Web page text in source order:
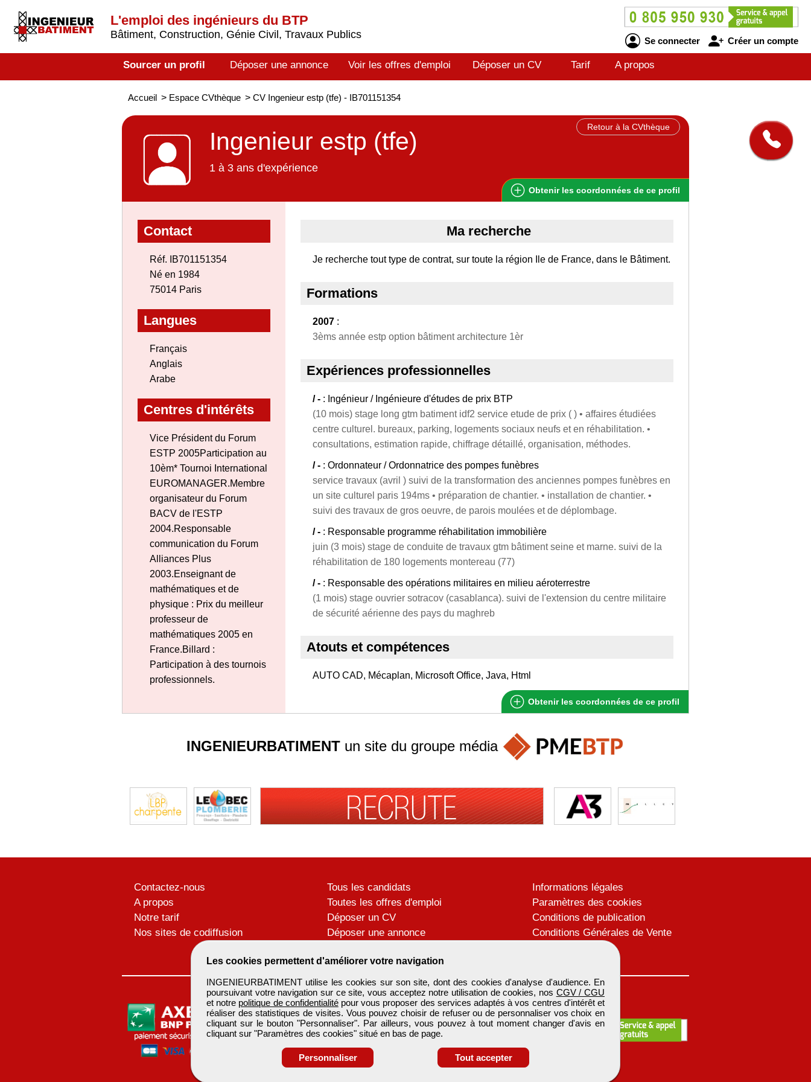
L'emploi des ingénieurs du BTP
Bâtiment, Construction, Génie Civil, Travaux Publics
Se connecter Créer un compte
Sourcer un profil Déposer une annonce Voir les offres d'emploi Déposer un CV Tarif A propos
Accueil > Espace CVthèque > CV Ingenieur estp (tfe) - IB701151354
Retour à la CVthèque
Ingenieur estp (tfe)
1 à 3 ans d'expérience
Obtenir les coordonnées de ce profil
Contact
Réf. IB701151354
Né en 1984
75014 Paris
Langues
Français
Anglais
Arabe
Centres d'intérêts
Vice Président du Forum
ESTP 2005Participation au
10èm* Tournoi International
EUROMANAGER.Membre
organisateur du Forum
BACV de l'ESTP
2004.Responsable
communication du Forum
Alliances Plus
2003.Enseignant de
mathématiques et de
physique : Prix du meilleur
professeur de
mathématiques 2005 en
France.Billard :
Participation à des tournois
professionnels.
Ma recherche
Je recherche tout type de contrat, sur toute la région Ile de France, dans le Bâtiment.
Formations
2007 :
3èms année estp option bâtiment architecture 1èr
Expériences professionnelles
/ - : Ingénieur / Ingénieure d'études de prix BTP
(10 mois) stage long gtm batiment idf2 service etude de prix ( ) • affaires étudiées
centre culturel. bureaux, parking, logements sociaux neufs et en réhabilitation. •
consultations, estimation rapide, chiffrage détaillé, organisation, méthodes.
/ - : Ordonnateur / Ordonnatrice des pompes funèbres
service travaux (avril ) suivi de la transformation des anciennes pompes funèbres en
un site culturel paris 194ms • préparation de chantier. • installation de chantier. •
suivi des travaux de gros oeuvre, de parois moulées et de déplombage.
/ - : Responsable programme réhabilitation immobilière
juin (3 mois) stage de conduite de travaux gtm bâtiment seine et marne. suivi de la
réhabilitation de 180 logements montereau (77)
/ - : Responsable des opérations militaires en milieu aéroterrestre
(1 mois) stage ouvrier sotracov (casablanca). suivi de l'extension du centre militaire
de sécurité aérienne des pays du maghreb
Atouts et compétences
AUTO CAD, Mécaplan, Microsoft Office, Java, Html
Obtenir les coordonnées de ce profil
Les cookies permettent d'améliorer votre navigation
INGENIEURBATIMENT utilise les cookies sur son site, dont des cookies d'analyse d'audience. En
poursuivant votre navigation sur ce site, vous acceptez notre utilisation de cookies, nos CGV / CGU
et notre politique de confidentialitépour vous proposer des services adaptés à vos centres d'intérêt et
réaliser des statistiques de visites. Vous pouvez choisir de refuser ou de personnaliser vos choix en
cliquant sur le bouton "Personnaliser". Par ailleurs, vous pouvez à tout moment changer d'avis en
cliquant sur "Paramètres des cookies" situé en bas de page.
Personnaliser Tout accepter
INGENIEURBATIMENT un site du groupe média
Contactez-nous
A propos
Notre tarif
Nos sites de codiffusion
Tous les candidats
Toutes les offres d'emploi
Déposer un CV
Déposer une annonce
Informations légales
Paramètres des cookies
Conditions de publication
Conditions Générales de Vente